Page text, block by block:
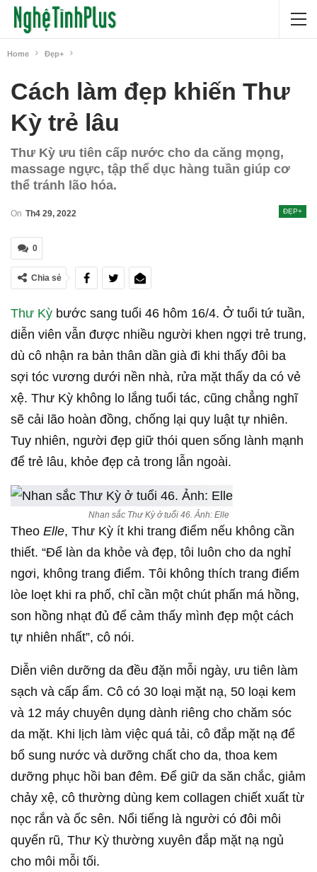
Home Đẹp+
Cách làm đẹp khiến Thư
Kỳ trẻ lâu
Thư Kỳ ưu tiên cấp nước cho da căng mọng,
massage ngực, tập thể dục hàng tuần giúp cơ
thể tránh lão hóa.
ĐẸP+
On Th4 29, 2022
0
Chia sẻ
Thư Kỳ bước sang tuổi 46 hôm 16/4. Ở tuổi tứ tuần,
diễn viên vẫn được nhiều người khen ngợi trẻ trung,
dù cô nhận ra bản thân dần già đi khi thấy đôi ba
sợi tóc vương dưới nền nhà, rửa mặt thấy da có vẻ
xệ. Thư Kỳ không lo lắng tuổi tác, cũng chẳng nghĩ
sẽ cải lão hoàn đồng, chống lại quy luật tự nhiên.
Tuy nhiên, người đẹp giữ thói quen sống lành mạnh
để trẻ lâu, khỏe đẹp cả trong lẫn ngoài.
Nhan sắc Thư Kỳ ở tuổi 46. Ảnh: Elle
Theo Elle, Thư Kỳ ít khi trang điểm nếu không cần
thiết. “Để làn da khỏe và đẹp, tôi luôn cho da nghỉ
ngơi, không trang điểm. Tôi không thích trang điểm
lòe loẹt khi ra phố, chỉ cần một chút phấn má hồng,
son hồng nhạt đủ để cảm thấy mình đẹp một cách
tự nhiên nhất”, cô nói.
Diễn viên dưỡng da đều đặn mỗi ngày, ưu tiên làm
sạch và cấp ẩm. Cô có 30 loại mặt nạ, 50 loại kem
và 12 máy chuyên dụng dành riêng cho chăm sóc
da mặt. Khi lịch làm việc quá tải, cô đắp mặt nạ để
bổ sung nước và dưỡng chất cho da, thoa kem
dưỡng phục hồi ban đêm. Để giữ da săn chắc, giảm
chảy xệ, cô thường dùng kem collagen chiết xuất từ
nọc rắn và ốc sên. Nổi tiếng là người có đôi môi
quyến rũ, Thư Kỳ thường xuyên đắp mặt nạ ngủ
cho môi mỗi tối.